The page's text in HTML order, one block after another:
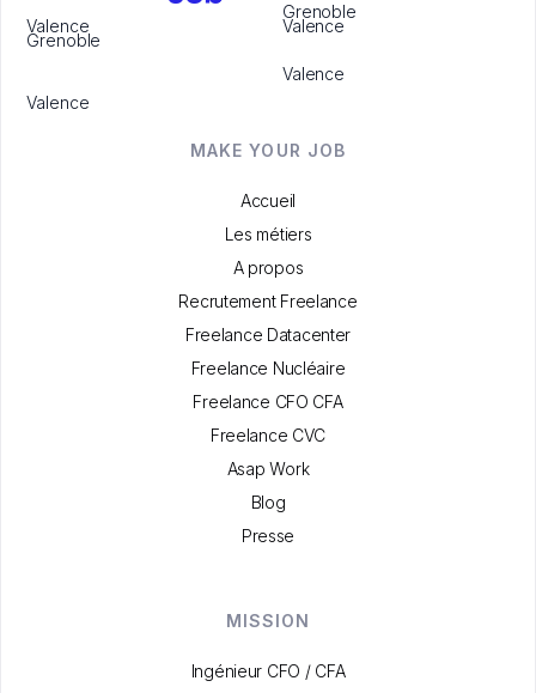
Valence Valence
Grenoble
Valence
Grenoble
Valence
MAKE YOUR JOB
Accueil
Les métiers
A propos
Recrutement Freelance
Freelance Datacenter
Freelance Nucléaire
Freelance CFO CFA
Freelance CVC
Asap Work
Blog
Presse
MISSION
Ingénieur CFO / CFA